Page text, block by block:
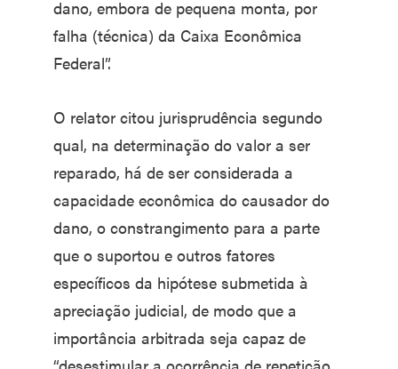
dano, embora de pequena monta, por
falha (técnica) da Caixa Econômica
Federal”.
O relator citou jurisprudência segundo
qual, na determinação do valor a ser
reparado, há de ser considerada a
capacidade econômica do causador do
dano, o constrangimento para a parte
que o suportou e outros fatores
específicos da hipótese submetida à
apreciação judicial, de modo que a
importância arbitrada seja capaz de